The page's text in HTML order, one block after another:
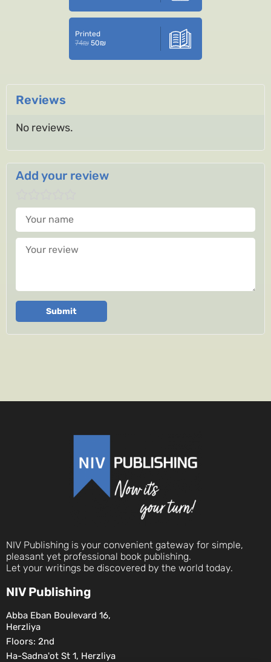
Printed
74₪ 50₪
Reviews
No reviews.
Add your review
Your name
Your review
Submit
NIV Publishing is your convenient gateway for simple,
pleasant yet professional book publishing.
Let your writings be discovered by the world today.
NIV Publishing
Abba Eban Boulevard 16,
Herzliya
Floors: 2nd
Ha-Sadna'ot St 1, Herzliya